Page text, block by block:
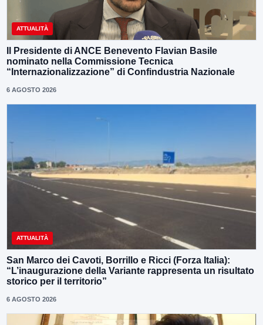
ATTUALITÀ
Il Presidente di ANCE Benevento Flavian Basile
nominato nella Commissione Tecnica
“Internazionalizzazione” di Confindustria Nazionale
6 AGOSTO 2026
ATTUALITÀ
San Marco dei Cavoti, Borrillo e Ricci (Forza Italia):
“L’inaugurazione della Variante rappresenta un risultato
storico per il territorio”
6 AGOSTO 2026